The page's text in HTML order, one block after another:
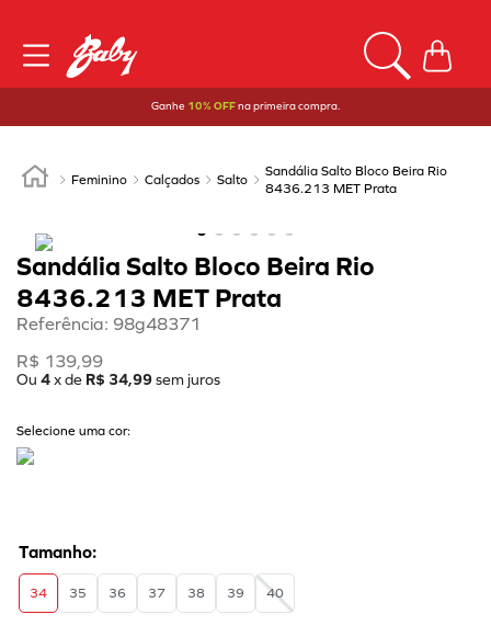
Ganhe 10% OFFna primeira compra.
Feminino Calçados Salto
Sandália Salto Bloco Beira Rio
8436.213 MET Prata
Sandália Salto Bloco Beira Rio
8436.213 MET Prata
Referência: 98g48371
R$ 139,99
Ou 4x de R$ 34,99sem juros
Selecione uma cor:
34 35 36 37 38 39 40